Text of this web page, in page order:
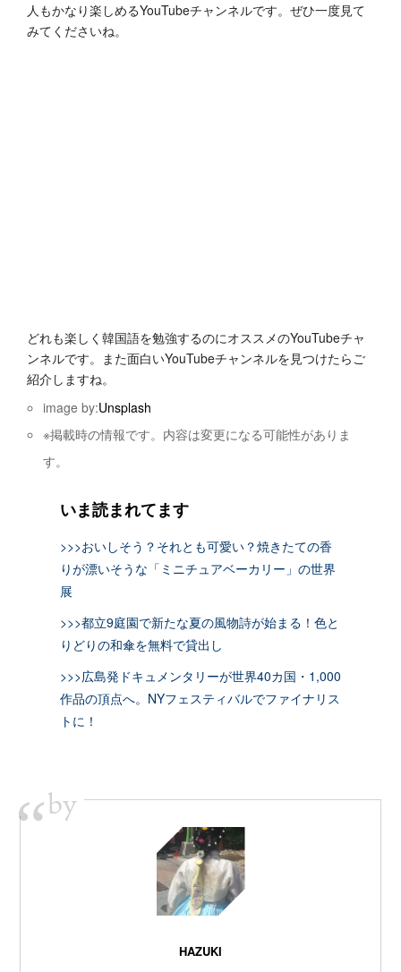
人もかなり楽しめるYouTubeチャンネルです。ぜひ一度見て
みてくださいね。
どれも楽しく韓国語を勉強するのにオススメのYouTubeチャ
ンネルです。また面白いYouTubeチャンネルを見つけたらご
紹介しますね。
image by:Unsplash
※掲載時の情報です。内容は変更になる可能性がありま
す。
いま読まれてます
>>>おいしそう？それとも可愛い？焼きたての香
りが漂いそうな「ミニチュアベーカリー」の世界
展
>>>都立9庭園で新たな夏の風物詩が始まる！色と
りどりの和傘を無料で貸出し
>>>広島発ドキュメンタリーが世界40カ国・1,000
作品の頂点へ。NYフェスティバルでファイナリス
トに！
“by
HAZUKI